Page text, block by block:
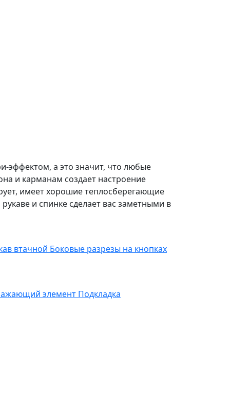
эффектом, а это значит, что любые
и карманам создает настроение
имеет хорошие теплосберегающие
и спинке сделает вас заметными в
втачной Боковые разрезы на кнопках
элемент Подкладка